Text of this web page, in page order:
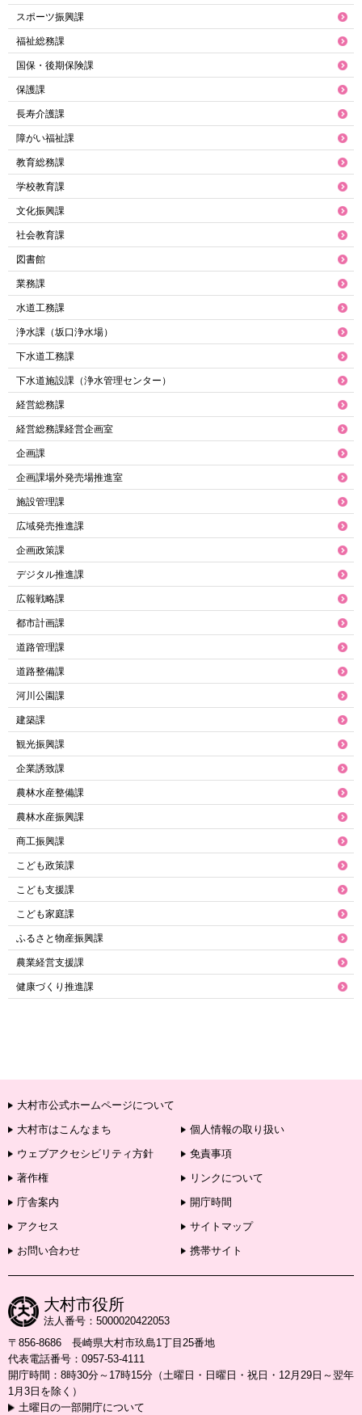
スポーツ振興課
福祉総務課
国保・後期保険課
保護課
長寿介護課
障がい福祉課
教育総務課
学校教育課
文化振興課
社会教育課
図書館
業務課
水道工務課
浄水課（坂口浄水場）
下水道工務課
下水道施設課（浄水管理センター）
経営総務課
経営総務課経営企画室
企画課
企画課場外発売場推進室
施設管理課
広域発売推進課
企画政策課
デジタル推進課
広報戦略課
都市計画課
道路管理課
道路整備課
河川公園課
建築課
観光振興課
企業誘致課
農林水産整備課
農林水産振興課
商工振興課
こども政策課
こども支援課
こども家庭課
ふるさと物産振興課
農業経営支援課
健康づくり推進課
大村市公式ホームページについて
大村市はこんなまち
個人情報の取り扱い
ウェブアクセシビリティ方針
免責事項
著作権
リンクについて
庁舎案内
開庁時間
アクセス
サイトマップ
お問い合わせ
携帯サイト
大村市役所
法人番号：5000020422053
〒856-8686 長崎県大村市玖島1丁目25番地
代表電話番号：0957-53-4111
開庁時間：8時30分～17時15分（土曜日・日曜日・祝日・12月29日～翌年
1月3日を除く）
土曜日の一部開庁について